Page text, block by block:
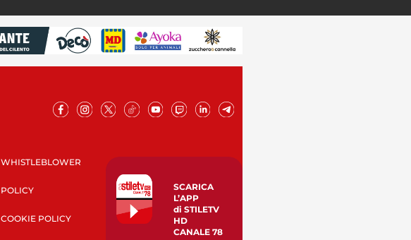
WHISTLEBLOWER
POLICY
COOKIE POLICY
SCARICA
L’APP
di STILETV
HD
CANALE 78